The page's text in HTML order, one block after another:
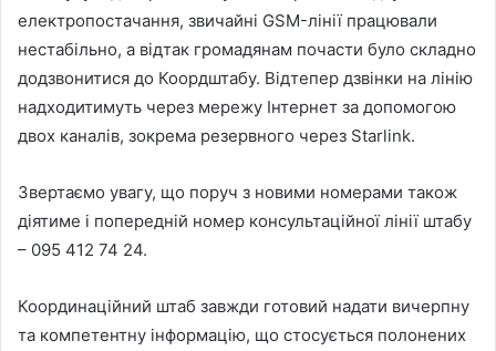
електропостачання, звичайні GSM-лінії працювали
нестабільно, а відтак громадянам почасти було складно
додзвонитися до Коордштабу. Відтепер дзвінки на лінію
надходитимуть через мережу Інтернет за допомогою
двох каналів, зокрема резервного через Starlink.
Звертаємо увагу, що поруч з новими номерами також
діятиме і попередній номер консультаційної лінії штабу
– 095 412 74 24.
Координаційний штаб завжди готовий надати вичерпну
та компетентну інформацію, що стосується полонених